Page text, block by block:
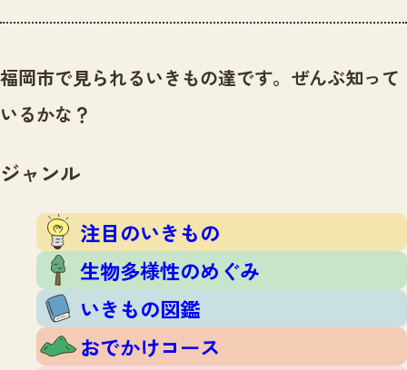
センター紹介
センター紹介TOP
サイトポリシー
ニュース
いきものガイド
注目のいきもの
生物多様性のめぐみ
いきもの図鑑
おでかけコース
保全アクション
イベント
いきもの調査隊
調査レポート
調査レポートTOP
調査結果
マッチング
お問合せ
福岡市で見られるいきもの達です。ぜんぶ知って
いるかな？
ジャンル
注目のいきもの
生物多様性のめぐみ
いきもの図鑑
おでかけコース